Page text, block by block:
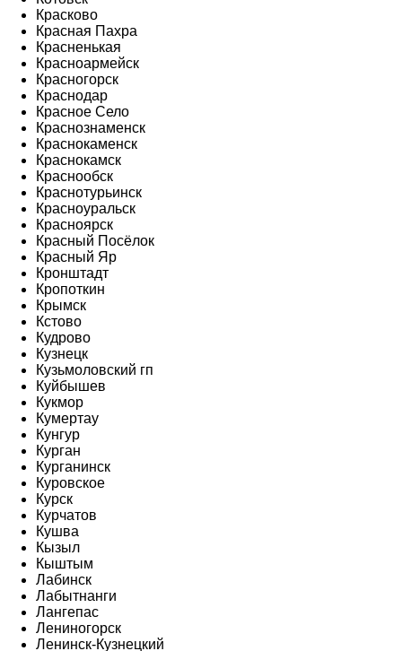
Красково
Красная Пахра
Красненькая
Красноармейск
Красногорск
Краснодар
Красное Село
Краснознаменск
Краснокаменск
Краснокамск
Краснообск
Краснотурьинск
Красноуральск
Красноярск
Красный Посёлок
Красный Яр
Кронштадт
Кропоткин
Крымск
Кстово
Кудрово
Кузнецк
Кузьмоловский гп
Куйбышев
Кукмор
Кумертау
Кунгур
Курган
Курганинск
Куровское
Курск
Курчатов
Кушва
Кызыл
Кыштым
Лабинск
Лабытнанги
Лангепас
Лениногорск
Ленинск-Кузнецкий